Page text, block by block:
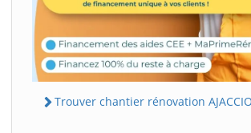
Trouver chantier rénovation AJACCIO